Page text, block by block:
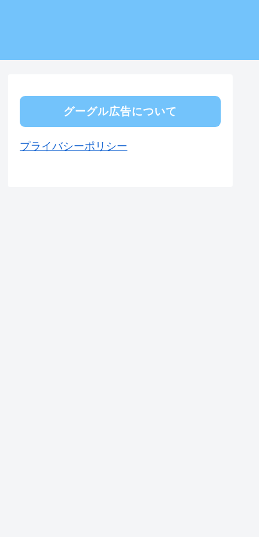
グーグル広告について
プライバシーポリシー